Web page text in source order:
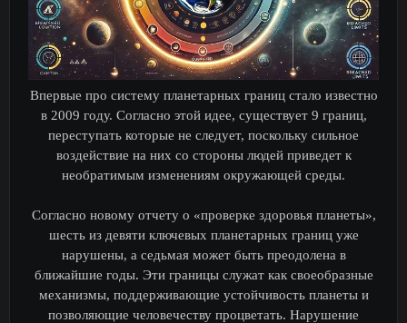
Впервые про систему планетарных границ стало известно
в 2009 году. Согласно этой идее, существует 9 границ,
переступать которые не следует, поскольку сильное
воздействие на них со стороны людей приведет к
необратимым изменениям окружающей среды.
Согласно новому отчету о «проверке здоровья планеты»,
шесть из девяти ключевых планетарных границ уже
нарушены, а седьмая может быть преодолена в
ближайшие годы. Эти границы служат как своеобразные
механизмы, поддерживающие устойчивость планеты и
позволяющие человечеству процветать. Нарушение